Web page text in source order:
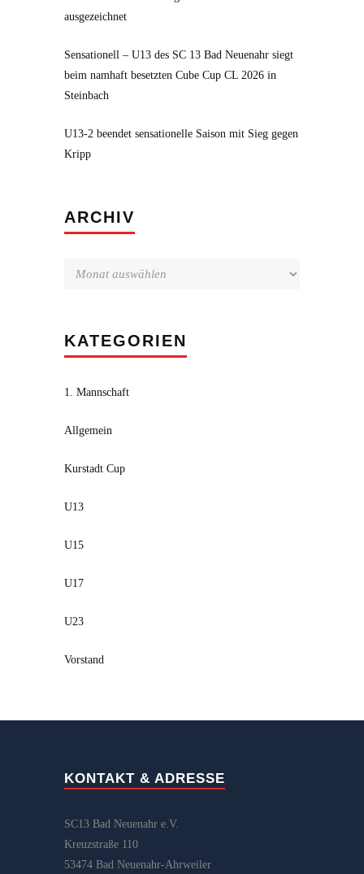
ausgezeichnet
Sensationell – U13 des SC 13 Bad Neuenahr siegt
beim namhaft besetzten Cube Cup CL 2026 in
Steinbach
U13-2 beendet sensationelle Saison mit Sieg gegen
Kripp
ARCHIV
KATEGORIEN
1. Mannschaft
Allgemein
Kurstadt Cup
U13
U15
U17
U23
Vorstand
KONTAKT & ADRESSE
SC13 Bad Neuenahr e.V.
Kreuzstraße 110
53474 Bad Neuenahr-Ahrweiler